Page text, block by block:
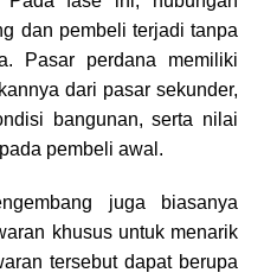
dan pembeli terjadi tanpa
Pasar perdana memiliki
dari pasar sekunder,
bangunan, serta nilai
pembeli awal.
juga biasanya
khusus untuk menarik
tersebut dapat berupa